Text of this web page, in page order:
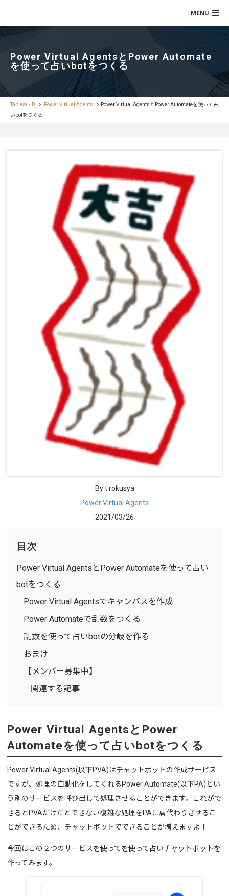
Power Virtual AgentsとPower Automate
を使って占いbotをつくる
Tableau-ID Power Virtual Agents
Power Virtual AgentsとPower Automateを使って占
いbotをつくる
By t.rokusya
Power Virtual Agents
2021/03/26
目次
Power Virtual AgentsとPower Automateを使って占い
botをつくる
Power Virtual Agentsでキャンバスを作成
Power Automateで乱数をつくる
乱数を使って占いbotの分岐を作る
おまけ
【メンバー募集中】
関連する記事
Power Virtual AgentsとPower
Automateを使って占いbotをつくる
Power Virtual Agents(以下PVA)はチャットボットの作成サービス
ですが、処理の自動化をしてくれるPower Automate(以下PA)とい
う別のサービスを呼び出して処理させることができます。これがで
きるとPVAだけだとできない複雑な処理をPAに肩代わりさせるこ
とができるため、チャットボットでできることが増えますよ！
今回はこの２つのサービスを使ってを使って占いチャットボットを
作ってみます。